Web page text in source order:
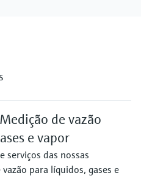
de vazão
e vapor
serviços das nossas
para líquidos, gases e